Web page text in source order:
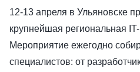
12-13 апреля в Ульяновске
крупнейшая региональная
Мероприятие ежегодно
специалистов: от